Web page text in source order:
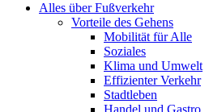
Alles über Fußverkehr
Vorteile des Gehens
Mobilität für Alle
Soziales
Klima und Umwelt
Effizienter Verkehr
Stadtleben
Handel und Gastro